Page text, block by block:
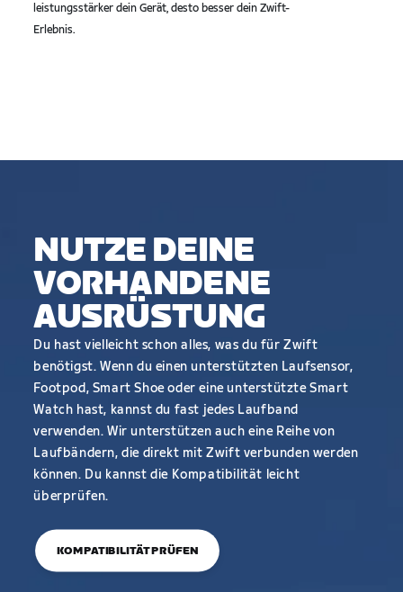
leistungsstärker dein Gerät, desto besser dein Zwift-
Erlebnis.
NUTZE DEINE
VORHANDENE
AUSRÜSTUNG
Du hast vielleicht schon alles, was du für Zwift
benötigst. Wenn du einen unterstützten Laufsensor,
Footpod, Smart Shoe oder eine unterstützte Smart
Watch hast, kannst du fast jedes Laufband
verwenden. Wir unterstützen auch eine Reihe von
Laufbändern, die direkt mit Zwift verbunden werden
können. Du kannst die Kompatibilität leicht
überprüfen.
KOMPATIBILITÄT PRÜFEN